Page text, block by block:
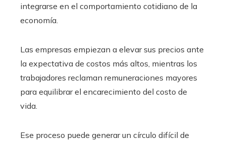
integrarse en el comportamiento cotidiano de la
economía.
Las empresas empiezan a elevar sus precios ante
la expectativa de costos más altos, mientras los
trabajadores reclaman remuneraciones mayores
para equilibrar el encarecimiento del costo de
vida.
Ese proceso puede generar un círculo difícil de